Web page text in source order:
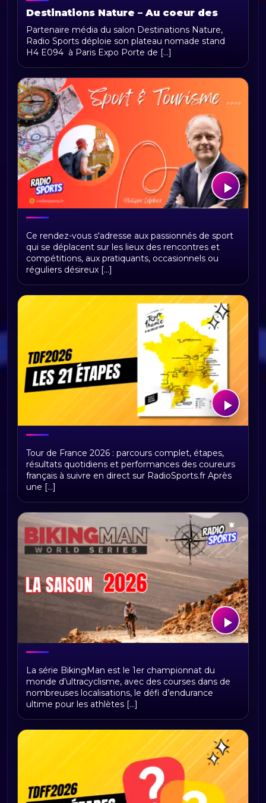
Destinations Nature – Au coeur des
aventures outdoor
Partenaire média du salon Destinations Nature,
Radio Sports déploie son plateau nomade stand
H4 E094 à Paris Expo Porte de [...]
SPORT & TOURISME
Ce rendez-vous s'adresse aux passionnés de sport
qui se déplacent sur les lieux des rencontres et
compétitions, aux pratiquants, occasionnels ou
réguliers désireux [...]
Tour de France 2026 : présentation,
étapes et replays Radio Sports
Tour de France 2026 : parcours complet, étapes,
résultats quotidiens et performances des coureurs
français à suivre en direct sur RadioSports.fr Après
une [...]
BikingMan Direct : toute la saison 2026
du championnat du monde
d'ultracyclisme sur Radio Sports
La série BikingMan est le 1er championnat du
monde d’ultracyclisme, avec des courses dans de
nombreuses localisations, le défi d’endurance
ultime pour les athlètes [...]